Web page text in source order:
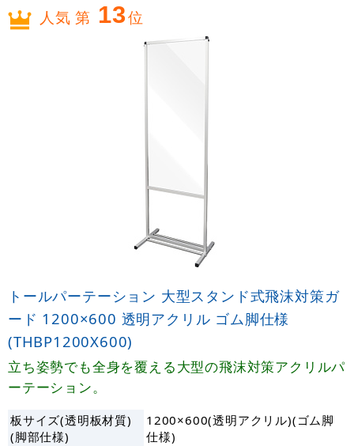
人気 第 13位
トールパーテーション 大型スタンド式飛沫対策ガ
ード 1200×600 透明アクリル ゴム脚仕様
(THBP1200X600)
立ち姿勢でも全身を覆える大型の飛沫対策アクリルパ
ーテーション。
板サイズ(透明板材質)
(脚部仕様)
1200×600(透明アクリル)(ゴム脚
仕様)